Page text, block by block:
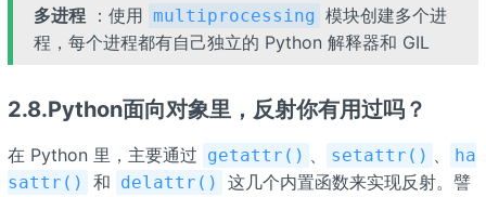
多进程：使用 multiprocessing 模块创建多个进
程，每个进程都有自己独立的 Python 解释器和 GIL
2.8.Python面向对象里，反射你有用过吗？
在 Python 里，主要通过 getattr() setattr()
ha
sattr()
和 delattr() 这几个内置函数来实现反射。譬